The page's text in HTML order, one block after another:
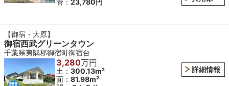
管： 23,780円
【御宿・大原】
御宿西武グリーンタウン
千葉県夷隅郡御宿町御宿台
3,280万円
土： 300.13m²
面： 81.98m²
詳細情報